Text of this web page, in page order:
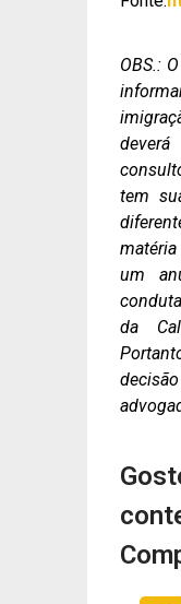
OBS.:
tem
um
da